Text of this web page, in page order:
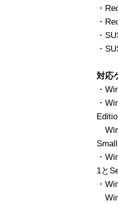
・
・
・
・
対応
・
・
・
1と
・